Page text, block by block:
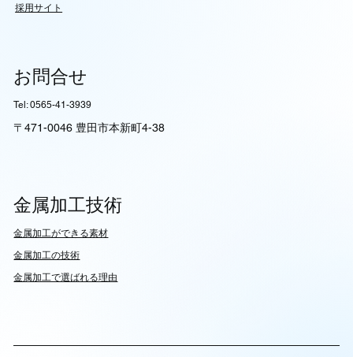
【技術完全ガイド】機械図面とJIS規格の
採用サイト
お問合せ
Tel: 0565-41-3939
〒471-0046 豊田市本新町4-38
金属加工技術
​金属加工ができる素材
​金属加工の技術
金属加工で選ばれる理由